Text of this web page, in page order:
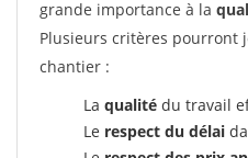
grande importance à la
Plusieurs critères pourront
chantier :
La qualité du travail
Le respect du délai